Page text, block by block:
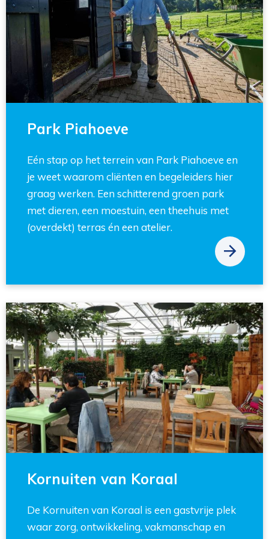
Park Piahoeve
Eén stap op het terrein van Park Piahoeve en
je weet waarom cliënten en begeleiders hier
graag werken. Een schitterend groen park
met dieren, een moestuin, een theehuis met
(overdekt) terras én een atelier.
Kornuiten van Koraal
De Kornuiten van Koraal is een gastvrije plek
waar zorg, ontwikkeling, vakmanschap en